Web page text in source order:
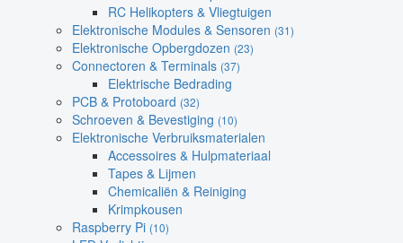
RC Helikopters & Vliegtuigen
Elektronische Modules & Sensoren (31)
Elektronische Opbergdozen (23)
Connectoren & Terminals (37)
Elektrische Bedrading
PCB & Protoboard (32)
Schroeven & Bevestiging (10)
Elektronische Verbruiksmaterialen
Accessoires & Hulpmateriaal
Tapes & Lijmen
Chemicaliën & Reiniging
Krimpkousen
Raspberry Pi (10)